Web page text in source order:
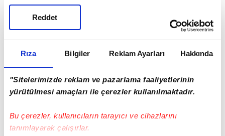
Rıza Bilgiler Reklam Ayarları Hakkında
"Sitelerimizde reklam ve pazarlama faaliyetlerinin
yürütülmesi amaçları ile çerezler kullanılmaktadır.
Bu çerezler, kullanıcıların tarayıcı ve cihazlarını
tanımlayarak çalışırlar.
Reddet
Andre Ayew: 6 maçta 2